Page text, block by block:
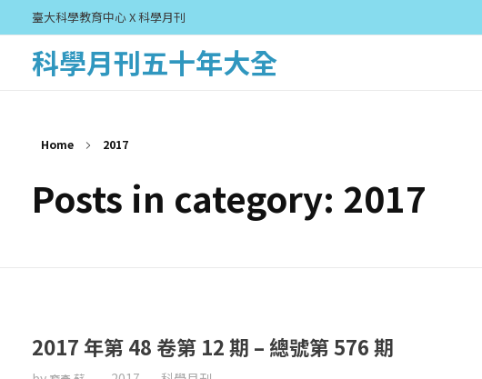
臺大科學教育中心 X 科學月刊
科學月刊五十年大全
Home 2017
Posts in category: 2017
2017 年第 48 卷第 12 期 – 總號第 576 期